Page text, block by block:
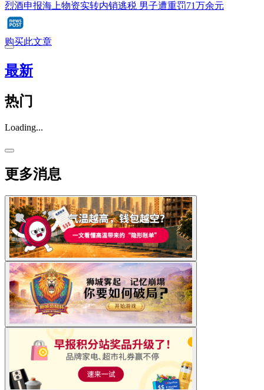
烈酒申报海上物资实转内销逃税 男子遭重罚71万余元
购买此文章
最新
热门
Loading...
更多消息